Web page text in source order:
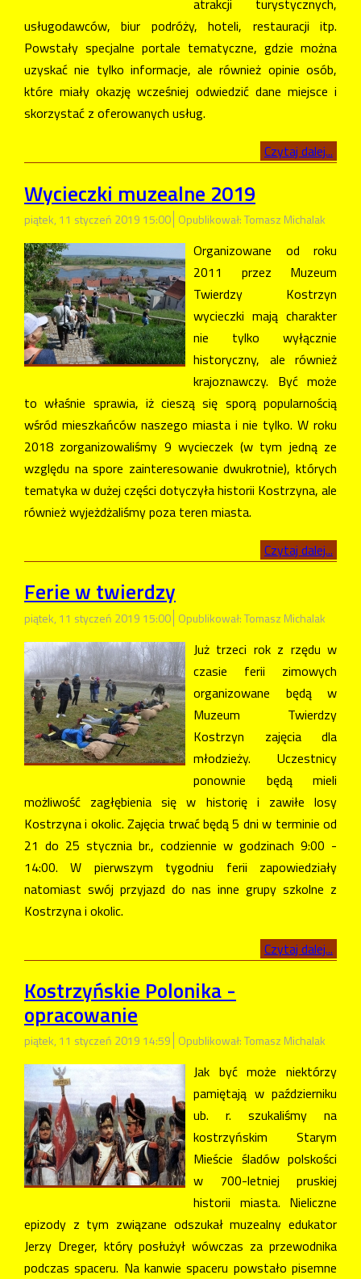
atrakcji turystycznych,
usługodawców, biur podróży, hoteli, restauracji itp.
Powstały specjalne portale tematyczne, gdzie można
uzyskać nie tylko informacje, ale również opinie osób,
które miały okazję wcześniej odwiedzić dane miejsce i
skorzystać z oferowanych usług.
Czytaj dalej...
Wycieczki muzealne 2019
piątek, 11 styczeń 2019 15:00 Opublikował: Tomasz Michalak
Organizowane od roku
2011 przez Muzeum
Twierdzy Kostrzyn
wycieczki mają charakter
nie tylko wyłącznie
historyczny, ale również
krajoznawczy. Być może
to właśnie sprawia, iż cieszą się sporą popularnością
wśród mieszkańców naszego miasta i nie tylko. W roku
2018 zorganizowaliśmy 9 wycieczek (w tym jedną ze
względu na spore zainteresowanie dwukrotnie), których
tematyka w dużej części dotyczyła historii Kostrzyna, ale
również wyjeżdżaliśmy poza teren miasta.
Czytaj dalej...
Ferie w twierdzy
piątek, 11 styczeń 2019 15:00 Opublikował: Tomasz Michalak
Już trzeci rok z rzędu w
czasie ferii zimowych
organizowane będą w
Muzeum Twierdzy
Kostrzyn zajęcia dla
młodzieży. Uczestnicy
ponownie będą mieli
możliwość zagłębienia się w historię i zawiłe losy
Kostrzyna i okolic. Zajęcia trwać będą 5 dni w terminie od
21 do 25 stycznia br., codziennie w godzinach 9:00 -
14:00. W pierwszym tygodniu ferii zapowiedziały
natomiast swój przyjazd do nas inne grupy szkolne z
Kostrzyna i okolic.
Czytaj dalej...
Kostrzyńskie Polonika -
opracowanie
piątek, 11 styczeń 2019 14:59 Opublikował: Tomasz Michalak
Jak być może niektórzy
pamiętają w październiku
ub. r. szukaliśmy na
kostrzyńskim Starym
Mieście śladów polskości
w 700-letniej pruskiej
historii miasta. Nieliczne
epizody z tym związane odszukał muzealny edukator
Jerzy Dreger, który posłużył wówczas za przewodnika
podczas spaceru. Na kanwie spaceru powstało pisemne